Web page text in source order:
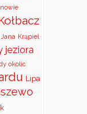
Jana Krąpiel
jeziora
okolic
Lipa